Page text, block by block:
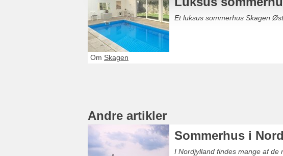
Et luksus sommerhus Skagen
Om Skagen
Andre artikler
Sommerhus i
I Nordjylland findes mange af